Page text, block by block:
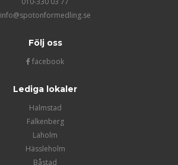
info@spotonformedling.se
Följ oss
facebook
Lediga lokaler
Halmstad
Falkenberg
Laholm
Hässleholm
Båstad